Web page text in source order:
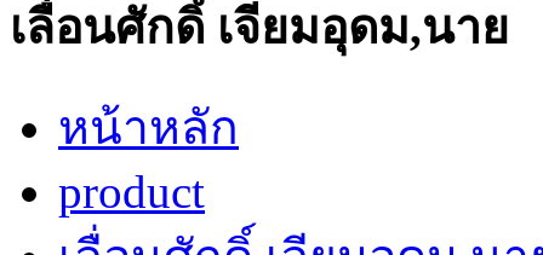
เลื่อนศักดิ์ เจียมอุดม,นาย
หน้าหลัก
product